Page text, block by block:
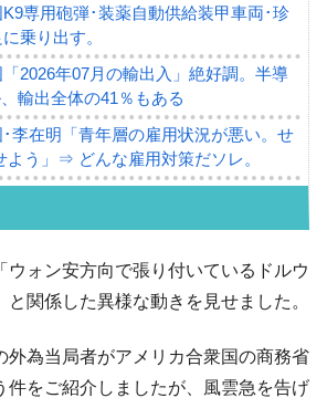
専用砲弾･装薬自動供給装甲車両･珍
乗り出す。
2026年07月の輸出入」絶好調。半導
輸出全体の41％もある
李在明「青年層の雇用状況が悪い。せ
よう」⇒ どんな雇用対策だソレ。
「ここは北朝鮮なのか。選管がサーバ
入力したのは明白だ」
は「中国と同じく」投資に不適格な国
ウォン安方向で張り付いているドルウ
と関係した異様な動きを見せました。
外為当局者がアメリカ合衆国の商務省
件をご紹介しましたが、風雲急を告げ